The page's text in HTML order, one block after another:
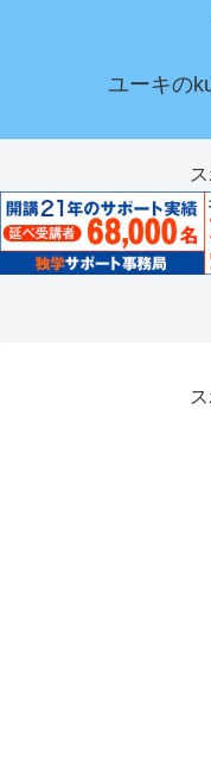
ユーキの